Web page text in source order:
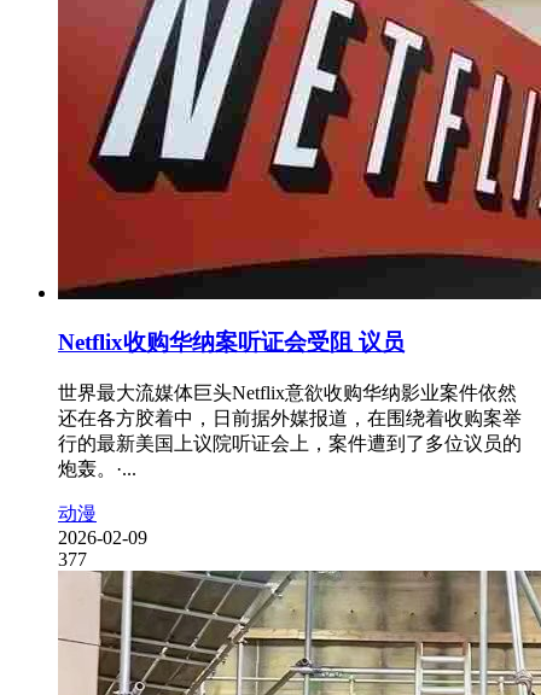
Netflix收购华纳案听证会受阻 议员
世界最大流媒体巨头Netflix意欲收购华纳影业案件依然
还在各方胶着中，日前据外媒报道，在围绕着收购案举
行的最新美国上议院听证会上，案件遭到了多位议员的
炮轰。·...
动漫
2026-02-09
377